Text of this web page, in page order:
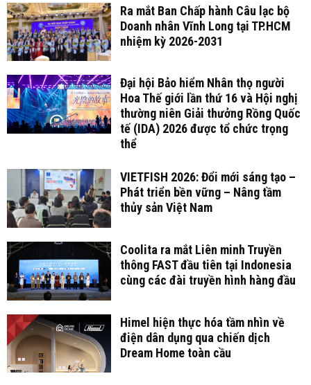
Ra mắt Ban Chấp hành Câu lạc bộ
Doanh nhân Vĩnh Long tại TP.HCM
nhiệm kỳ 2026-2031
Đại hội Bảo hiểm Nhân thọ người
Hoa Thế giới lần thứ 16 và Hội nghị
thường niên Giải thưởng Rồng Quốc
tế (IDA) 2026 được tổ chức trọng
thể
VIETFISH 2026: Đổi mới sáng tạo –
Phát triển bền vững – Nâng tầm
thủy sản Việt Nam
Coolita ra mắt Liên minh Truyền
thông FAST đầu tiên tại Indonesia
cùng các đài truyền hình hàng đầu
Himel hiện thực hóa tầm nhìn về
điện dân dụng qua chiến dịch
Dream Home toàn cầu